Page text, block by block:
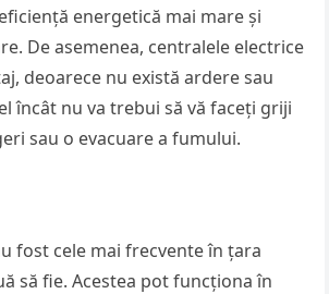
energetică mai mare și
De asemenea, centralele electrice
deoarece nu există ardere sau
încât nu va trebui să vă faceți griji
sau o evacuare a fumului.
fost cele mai frecvente în țara
să fie. Acestea pot funcționa în